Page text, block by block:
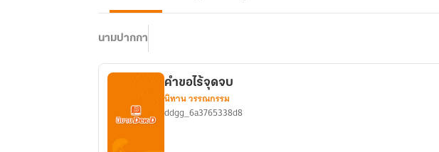
นามปากกา
คำขอไร้จุดจบ
นิทาน วรรณกรรม
ddgg_6a3765338d8